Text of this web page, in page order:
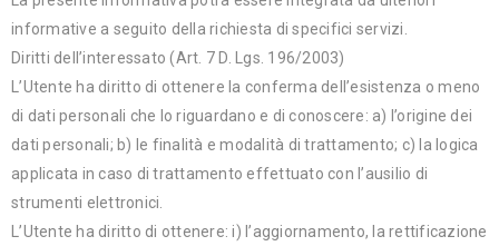
informative a seguito della richiesta di specifici servizi.
Diritti dell’interessato (Art. 7 D. Lgs. 196/2003)
L’Utente ha diritto di ottenere la conferma dell’esistenza o meno
di dati personali che lo riguardano e di conoscere: a) l’origine dei
dati personali; b) le finalità e modalità di trattamento; c) la logica
applicata in caso di trattamento effettuato con l’ausilio di
strumenti elettronici.
L’Utente ha diritto di ottenere: i) l’aggiornamento, la rettificazione